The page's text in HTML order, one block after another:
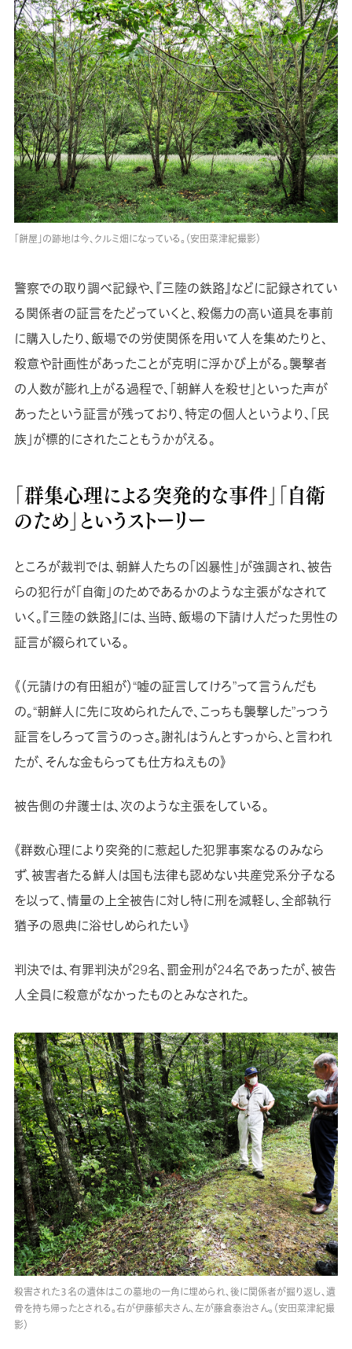
「餅屋」の跡地は今、クルミ畑になっている。（安田菜津紀撮影）
警察での取り調べ記録や、『三陸の鉄路』などに記録されてい
る関係者の証言をたどっていくと、殺傷力の高い道具を事前
に購入したり、飯場での労使関係を用いて人を集めたりと、
殺意や計画性があったことが克明に浮かび上がる。襲撃者
の人数が膨れ上がる過程で、「朝鮮人を殺せ」といった声が
あったという証言が残っており、特定の個人というより、「民
族」が標的にされたこともうかがえる。
「群集心理による突発的な事件」「自衛
のため」というストーリー
ところが裁判では、朝鮮人たちの「凶暴性」が強調され、被告
らの犯行が「自衛」のためであるかのような主張がなされて
いく。『三陸の鉄路』には、当時、飯場の下請け人だった男性の
証言が綴られている。
《（元請けの有田組が）“嘘の証言してけろ”って言うんだも
の。“朝鮮人に先に攻められたんで、こっちも襲撃した”っつう
証言をしろって言うのっさ。謝礼はうんとすっから、と言われ
たが、そんな金もらっても仕方ねえもの》
被告側の弁護士は、次のような主張をしている。
《群数心理により突発的に惹起した犯罪事案なるのみなら
ず、被害者たる鮮人は国も法律も認めない共産党系分子なる
を以って、情量の上全被告に対し特に刑を減軽し、全部執行
猶予の恩典に浴せしめられたい》
判決では、有罪判決が29名、罰金刑が24名であったが、被告
人全員に殺意がなかったものとみなされた。
殺害された３名の遺体はこの墓地の一角に埋められ、後に関係者が掘り返し、遺
骨を持ち帰ったとされる。右が伊藤郁夫さん、左が藤倉泰治さん。（安田菜津紀撮
影）